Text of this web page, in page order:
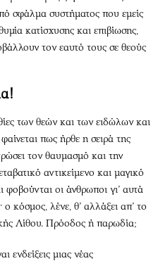
σφάλμα συστήματος που εμείς
κατίσχυσης και επιβίωσης,
τον εαυτό τους σε θεούς
των θεών και των ειδώλων και
πως ήρθε η σειρά της
τον θαυμασμό και την
αντικείμενο και μαγικό
οι άνθρωποι γι’ αυτά
κόσμος, λένε, θ’ αλλάξει απ’ το
Λίθου. Πρόοδος ή παρωδία;
ενδείξεις μιας νέας